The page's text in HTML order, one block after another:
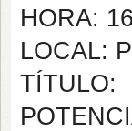
HORA:
LOCAL:
TÍTULO: